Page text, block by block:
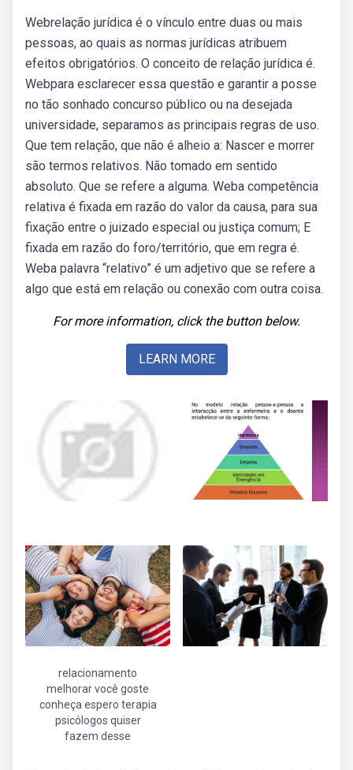
Webrelação jurídica é o vínculo entre duas ou mais
pessoas, ao quais as normas jurídicas atribuem
efeitos obrigatórios. O conceito de relação jurídica é.
Webpara esclarecer essa questão e garantir a posse
no tão sonhado concurso público ou na desejada
universidade, separamos as principais regras de uso.
Que tem relação, que não é alheio a: Nascer e morrer
são termos relativos. Não tomado em sentido
absoluto. Que se refere a alguma. Weba competência
relativa é fixada em razão do valor da causa, para sua
fixação entre o juizado especial ou justiça comum; E
fixada em razão do foro/território, que em regra é.
Weba palavra “relativo” é um adjetivo que se refere a
algo que está em relação ou conexão com outra coisa.
For more information, click the button below.
LEARN MORE
relacionamento
melhorar você goste
conheça espero terapia
psicólogos quiser
fazem desse